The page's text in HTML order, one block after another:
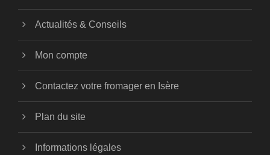
Actualités & Conseils
Mon compte
Contactez votre fromager en Isère
Plan du site
Informations légales